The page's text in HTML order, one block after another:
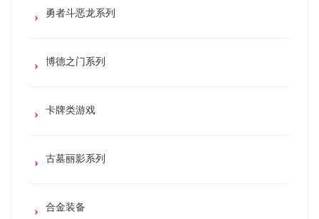
勇者斗恶龙系列
博德之门系列
卡牌类游戏
古墓丽影系列
合金装备